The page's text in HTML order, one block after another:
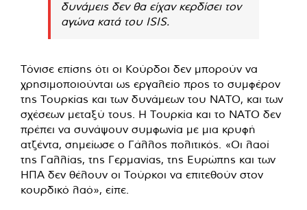
δυνάμεις δεν θα είχαν κερδίσει τον
αγώνα κατά του ISIS.
Τόνισε επίσης ότι οι Κούρδοι δεν μπορούν να
χρησιμοποιούνται ως εργαλείο προς το συμφέρον
της Τουρκίας και των δυνάμεων του ΝΑΤΟ, και των
σχέσεων μεταξύ τους. Η Τουρκία και το ΝΑΤΟ δεν
πρέπει να συνάψουν συμφωνία με μια κρυφή
ατζέντα, σημείωσε ο Γάλλος πολιτικός. «Οι λαοί
της Γαλλίας, της Γερμανίας, της Ευρώπης και των
ΗΠΑ δεν θέλουν οι Τούρκοι να επιτεθούν στον
κουρδικό λαό», είπε.